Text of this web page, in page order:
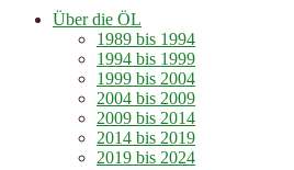
Über die ÖL
1989 bis 1994
1994 bis 1999
1999 bis 2004
2004 bis 2009
2009 bis 2014
2014 bis 2019
2019 bis 2024